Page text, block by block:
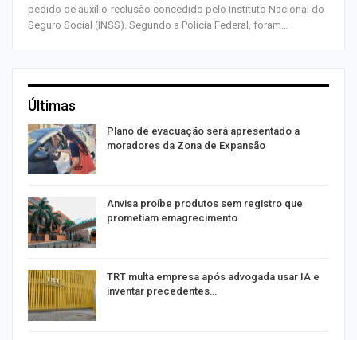
pedido de auxílio-reclusão concedido pelo Instituto Nacional do
Seguro Social (INSS). Segundo a Polícia Federal, foram…
Últimas
Plano de evacuação será apresentado a
moradores da Zona de Expansão
Anvisa proíbe produtos sem registro que
prometiam emagrecimento
TRT multa empresa após advogada usar IA e
inventar precedentes…